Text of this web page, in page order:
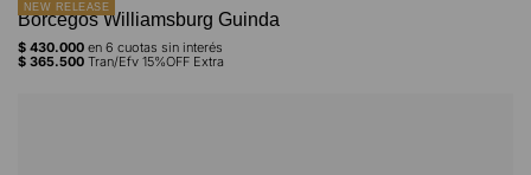
NEW RELEASE
Borcegos Williamsburg Guinda
$ 430.000 en 6 cuotas sin interés
$ 365.500 Tran/Efv 15%OFF Extra